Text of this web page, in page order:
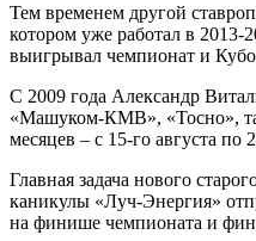
Тем временем другой
котором уже работал в 2013-
выигрывал чемпионат и
С 2009 года Александр
«Машуком-КМВ», «Тосно»,
месяцев – с 15-го августа по
Главная задача нового
каникулы «Луч-Энергия»
на финише чемпионата и